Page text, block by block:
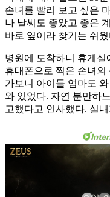
손녀를 빨리 보고 싶은
나 날씨도 좋았고 좋은
바로 옆이라 찾기는 쉬웠
병원에 도착하니 휴게실
휴대폰으로 찍은 손녀의
가보니 아이들 엄마도
와 있었다. 자연 분만하
고했다고 인사했다. 실